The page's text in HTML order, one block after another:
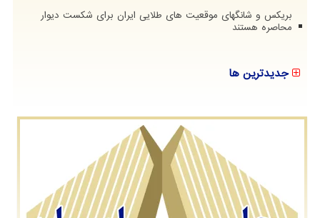
بریکس و شانگهای موقعیت های طلایی ایران برای شکست دیوار
محاصره هستند
جدیدترین ها